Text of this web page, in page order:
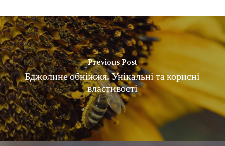
Previous Post
Бджолине обніжжя. Унікальні та корисні
властивості